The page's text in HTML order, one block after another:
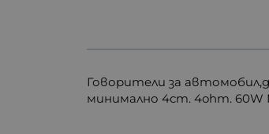
Говорители за
минимално 4cm. 4ohm. 60W